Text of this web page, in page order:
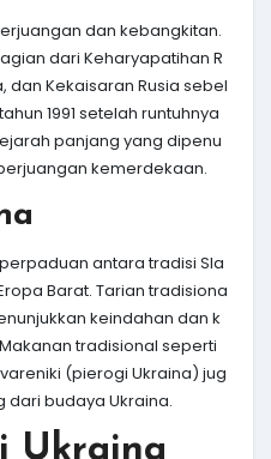
dan kebangkitan.
dari Keharyapatihan R
dan Kekaisaran Rusia sebel
1991 setelah runtuhnya
panjang yang dipenu
kemerdekaan.
antara tradisi Sla
Barat. Tarian tradisiona
keindahan dan k
tradisional seperti
(pierogi Ukraina) jug
budaya Ukraina.
Ukraina